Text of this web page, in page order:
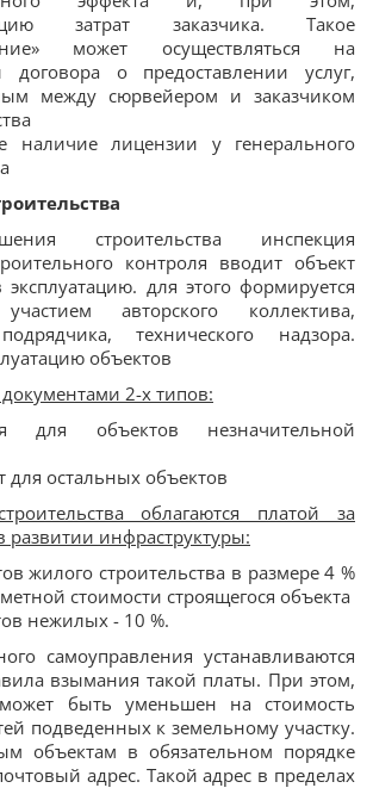
затрат заказчика. Такое
может осуществляться на
договора о предоставлении услуг,
между сюрвейером и заказчиком
наличие лицензии у генерального
строительства инспекция
контроля вводит объект
эксплуатацию. для этого формируется
авторского коллектива,
технического надзора.
объектов
2-х типов:
для объектов незначительной
для остальных объектов
облагаются платой за
развитии инфраструктуры:
жилого строительства в размере 4 %
стоимости строящегося объекта
нежилых - 10 %.
самоуправления устанавливаются
взымания такой платы. При этом,
быть уменьшен на стоимость
подведенных к земельному участку.
объектам в обязательном порядке
адрес. Такой адрес в пределах